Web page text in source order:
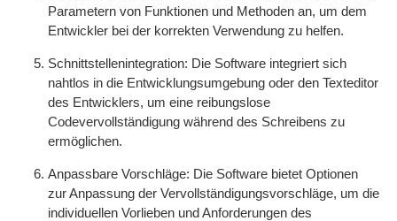
Parametern von Funktionen und Methoden an, um dem
Entwickler bei der korrekten Verwendung zu helfen.
Schnittstellenintegration: Die Software integriert sich
nahtlos in die Entwicklungsumgebung oder den Texteditor
des Entwicklers, um eine reibungslose
Codevervollständigung während des Schreibens zu
ermöglichen.
Anpassbare Vorschläge: Die Software bietet Optionen
zur Anpassung der Vervollständigungsvorschläge, um die
individuellen Vorlieben und Anforderungen des